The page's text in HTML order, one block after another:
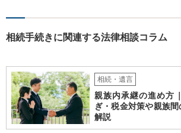
相続手続きに関連する法律相談コラム
相続・遺言
親族内承継の進め方
ぎ・税金対策や親族
解説